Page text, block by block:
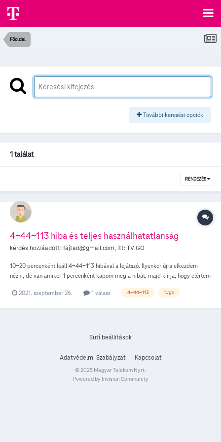
Főoldal
További keresési opciók
1 találat
RENDEZÉS
4-44-113 hiba és teljes használhatatlanság
kérdés hozzáadott:fajtad@gmail.com, itt:TV GO
10-20 percenként leáll 4-44-113 hibával a lejátszó. Ilyenkor újra elkezdem
nézni, de van amikor 1 percenként kapom meg a hibát, majd kiírja, hogy elértem
nézem, így nem értem, hogy mi lehet a baj.
2021. szeptember 26. 1 válasz 4-44-113 tvgo
Süti beállítások
Adatvédelmi Szabályzat Kapcsolat
© 2025 Magyar Telekom Nyrt.
Powered by Invision Community